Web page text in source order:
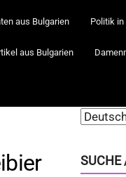
aus Bulgarien Politik in
aus Bulgarien
SUCHE